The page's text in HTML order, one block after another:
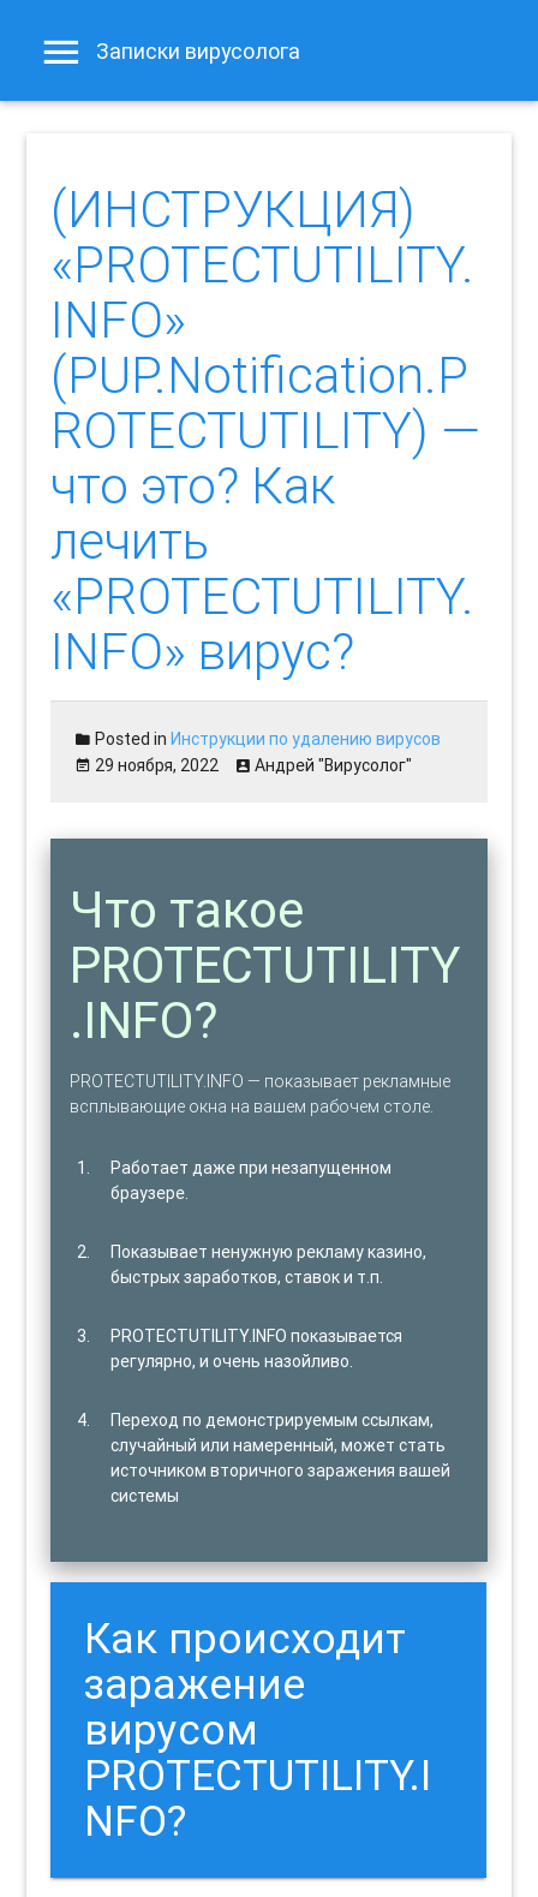
Записки вирусолога
(ИНСТРУКЦИЯ)
«PROTECTUTILITY.
INFO»
(PUP.Notification.P
ROTECTUTILITY) —
что это? Как
лечить
«PROTECTUTILITY.
INFO» вирус?
Posted inИнструкции по удалению вирусов
29 ноября, 2022
Андрей "Вирусолог"
Что такое
PROTECTUTILITY
.INFO?
PROTECTUTILITY.INFO — показывает рекламные
всплывающие окна на вашем рабочем столе.
Работает даже при незапущенном
браузере.
Показывает ненужную рекламу казино,
быстрых заработков, ставок и т.п.
PROTECTUTILITY.INFO показывается
регулярно, и очень назойливо.
Переход по демонстрируемым ссылкам,
случайный или намеренный, может стать
источником вторичного заражения вашей
системы
Как происходит
заражение
вирусом
PROTECTUTILITY.I
NFO?